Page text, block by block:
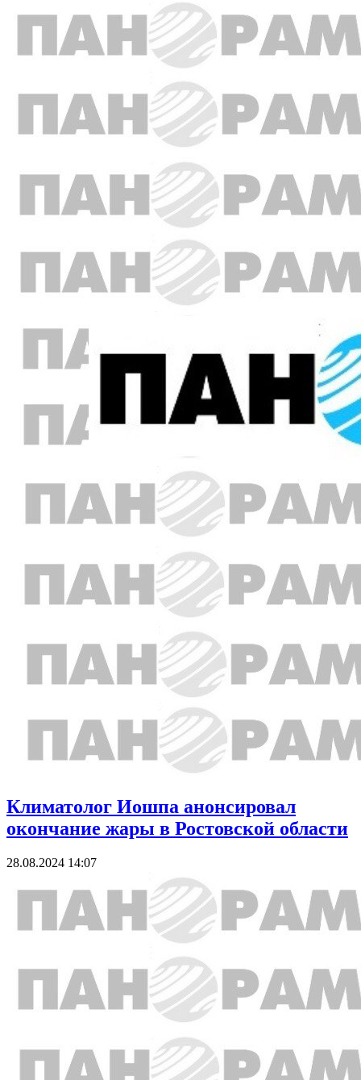
Климатолог Иошпа анонсировал
окончание жары в Ростовской области
28.08.2024 14:07